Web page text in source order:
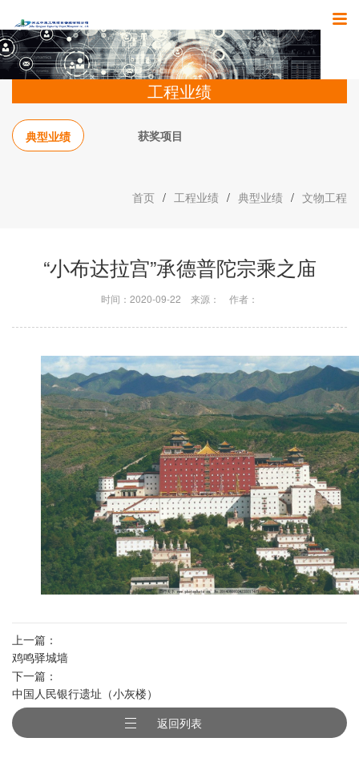
工程业绩
典型业绩 获奖项目
首页 / 工程业绩 / 典型业绩 / 文物工程
“小布达拉宫”承德普陀宗乘之庙
时间：2020-09-22 来源： 作者：
上一篇：
鸡鸣驿城墙
下一篇：
中国人民银行遗址（小灰楼）
返回列表